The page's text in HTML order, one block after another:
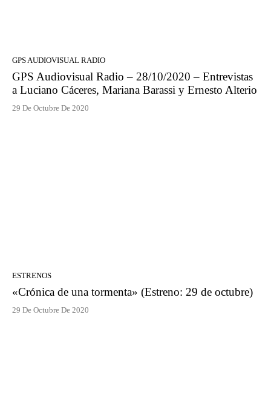
GPS AUDIOVISUAL RADIO
GPS Audiovisual Radio – 28/10/2020 – Entrevistas
a Luciano Cáceres, Mariana Barassi y Ernesto Alterio
29 De Octubre De 2020
ESTRENOS
«Crónica de una tormenta» (Estreno: 29 de octubre)
29 De Octubre De 2020